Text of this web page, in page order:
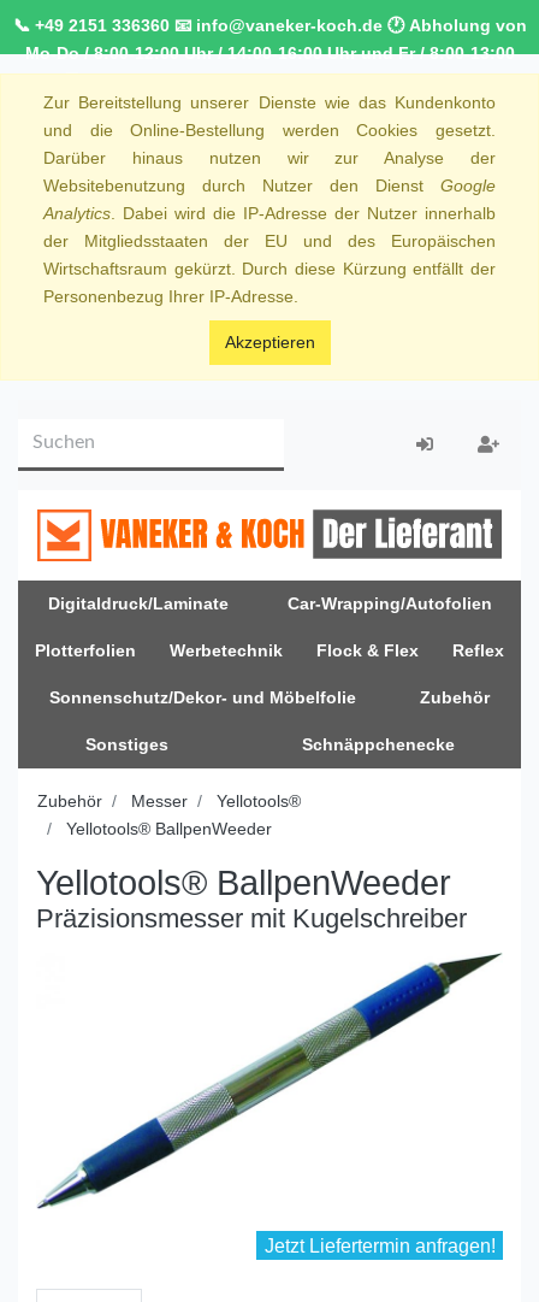
📞 +49 2151 336360 📧 info@vaneker-koch.de 🕐 Abholung von
Mo-Do / 8:00-12:00 Uhr / 14:00-16:00 Uhr und Fr / 8:00-13:00
NRW 🚛 Kostenfreie Lieferung ab 250€ Bestellwert
Zur Bereitstellung unserer Dienste wie das Kundenkonto
und die Online-Bestellung werden Cookies gesetzt.
Darüber hinaus nutzen wir zur Analyse der
Websitebenutzung durch Nutzer den Dienst Google
Analytics . Dabei wird die IP-Adresse der Nutzer innerhalb
der Mitgliedsstaaten der EU und des Europäischen
Wirtschaftsraum gekürzt. Durch diese Kürzung entfällt der
Personenbezug Ihrer IP-Adresse.
Akzeptieren
Digitaldruck/Laminate Car-Wrapping/Autofolien
Plotterfolien Werbetechnik Flock & Flex Reflex
Sonnenschutz/Dekor- und Möbelfolie Zubehör
Sonstiges Schnäppchenecke
Zubehör Messer
Yellotools®
Yellotools® BallpenWeeder
Yellotools® BallpenWeeder
Präzisionsmesser mit Kugelschreiber
Jetzt Liefertermin anfragen!